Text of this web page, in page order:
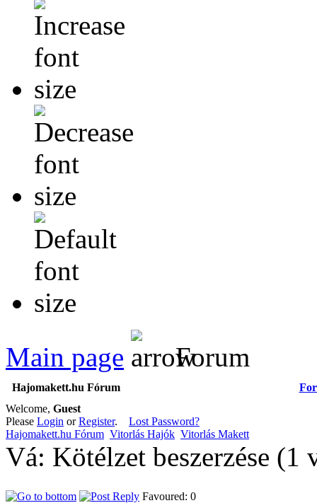
Main page Forum
Hajomakett.hu Fórum
Welcome, Guest
Please Login orRegister. Lost Password?
Hajomakett.hu Fórum Vitorlás Hajók Vitorlás Makett
Vá: Kötélzet beszerzése
Favoured: 0